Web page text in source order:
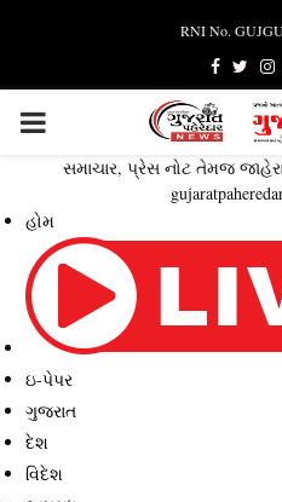
RNI No.
Facebook
PRIMARY
MENU
સમાચાર, પ્રેસ નોટ તેમજ
હોમ
ઇ-પેપર
ગુજરાત
દેશ
વિદેશ